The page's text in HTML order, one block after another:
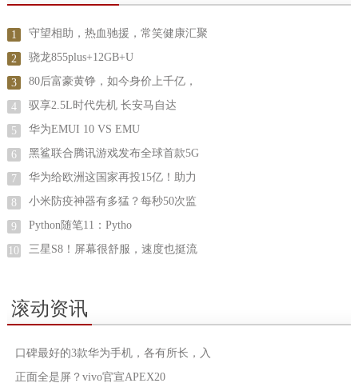
1 守望相助，热血驰援，常笑健康汇聚
2 骁龙855plus+12GB+U
3 80后富豪黄铮，如今身价上千亿，
4 驭享2.5L时代先机 长安马自达
5 华为EMUI 10 VS EMU
6 黑鲨联合腾讯游戏发布全球首款5G
7 华为给欧洲这国家再投15亿！助力
8 小米防疫神器有多猛？每秒50次监
9 Python随笔11：Pytho
10 三星S8！屏幕很舒服，速度也挺流
滚动资讯
口碑最好的3款华为手机，各有所长，入
正面全是屏？vivo官宣APEX20